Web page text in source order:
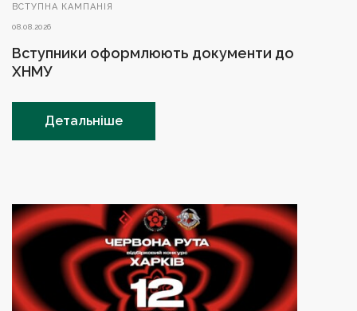
ВСТУПНА КАМПАНІЯ
08.08.2026
Вступники оформлюють документи до
ХНМУ
Детальніше